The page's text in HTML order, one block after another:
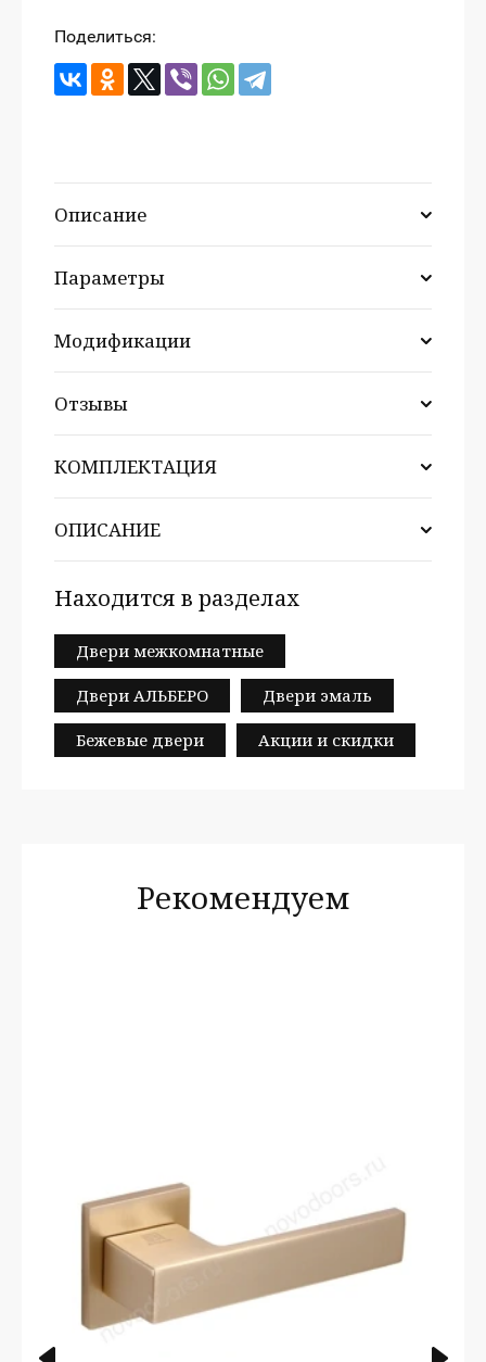
Поделиться:
Описание
Параметры
Модификации
Отзывы
КОМПЛЕКТАЦИЯ
ОПИСАНИЕ
Находится в разделах
Двери межкомнатные
Двери АЛЬБЕРО Двери эмаль
Бежевые двери Акции и скидки
Рекомендуем